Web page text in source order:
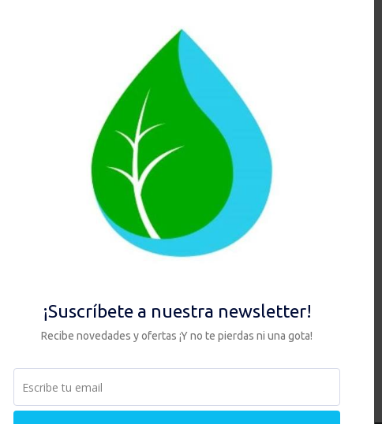
ANTICAL + ANTI
Añadir al carrito
HIP TRÍO ANTICAL + ANTI
FLÚOR
339,00€
Hay existencias
Añadir al carrito